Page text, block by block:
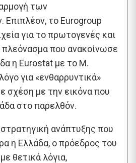
των
Επιπλέον, το Eurogroup
για το πρωτογενές και
πλεόνασμα που ανακοίνωσε
η Eurostat με το Μ.
για «ενθαρρυντικά»
σχέση με την εικόνα που
στο παρελθόν.
ανάπτυξης που
η Ελλάδα, ο πρόεδρος του
θετικά λόγια,